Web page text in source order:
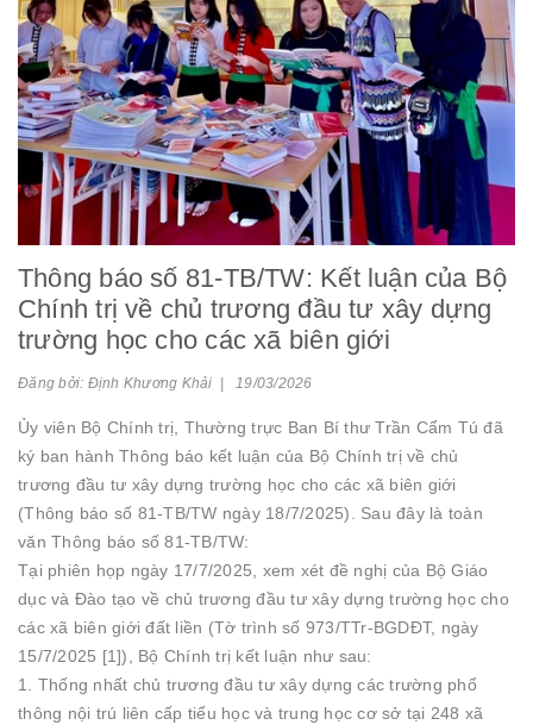
Thông báo số 81-TB/TW: Kết luận của Bộ
Chính trị về chủ trương đầu tư xây dựng
trường học cho các xã biên giới
Đăng bởi: Định Khương Khải | 19/03/2026
Ủy viên Bộ Chính trị, Thường trực Ban Bí thư Trần Cẩm Tú đã
ký ban hành Thông báo kết luận của Bộ Chính trị về chủ
trương đầu tư xây dựng trường học cho các xã biên giới
(Thông báo số 81-TB/TW ngày 18/7/2025). Sau đây là toàn
văn Thông báo số 81-TB/TW:
Tại phiên họp ngày 17/7/2025, xem xét đề nghị của Bộ Giáo
dục và Đào tạo về chủ trương đầu tư xây dựng trường học cho
các xã biên giới đất liền (Tờ trình số 973/TTr-BGDĐT, ngày
15/7/2025 [1]), Bộ Chính trị kết luận như sau:
1. Thống nhất chủ trương đầu tư xây dựng các trường phổ
thông nội trú liên cấp tiểu học và trung học cơ sở tại 248 xã